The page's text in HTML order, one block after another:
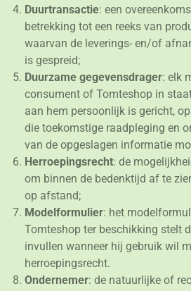
Duurtransactie: een
betrekking tot een reeks van
waarvan de leverings- en/of
is gespreid;
Duurzame gegevensdrager: elk
consument of Tomteshop in
aan hem persoonlijk is gericht,
die toekomstige raadpleging en
van de opgeslagen informatie
Herroepingsrecht: de
om binnen de bedenktijd af te
op afstand;
Modelformulier: het
Tomteshop ter beschikking stelt
invullen wanneer hij gebruik wil
herroepingsrecht.
Ondernemer: de natuurlijke of